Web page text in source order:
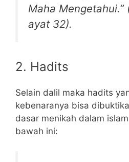
Maha Mengetahui.”
ayat 32).
2. Hadits
Selain dalil maka hadits
kebenaranya bisa
dasar menikah dalam
bawah ini: